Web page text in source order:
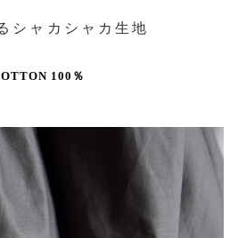
シャカシャカ生地
100％